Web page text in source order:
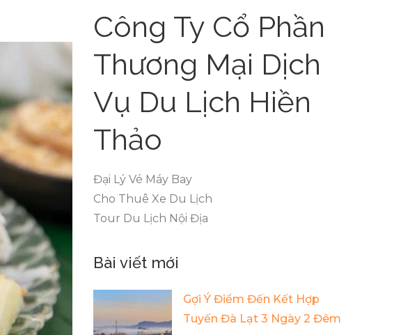
Công Ty Cổ Phần
Thương Mại Dịch
Vụ Du Lịch Hiền
Thảo
Đại Lý Vé Máy Bay
Cho Thuê Xe Du Lịch
Tour Du Lịch Nội Địa
Bài viết mới
Gợi Ý Điểm Đến Kết Hợp
Tuyến Đà Lạt 3 Ngày 2 Đêm